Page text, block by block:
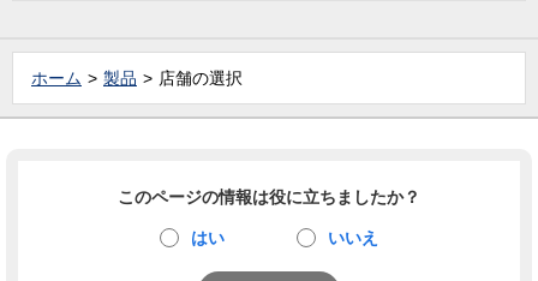
ホーム 製品 店舗の選択
このページの情報は役に立ちましたか？
はい いいえ